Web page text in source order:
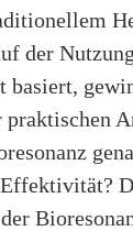
der
basiert,